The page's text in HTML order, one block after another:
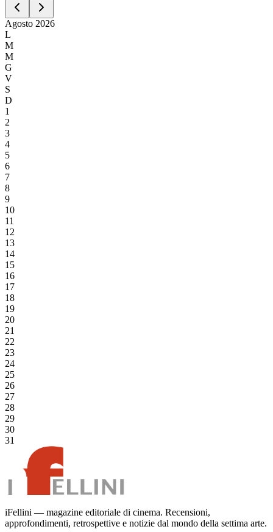
Agosto 2026
L
M
M
G
V
S
D
1
2
3
4
5
6
7
8
9
10
11
12
13
14
15
16
17
18
19
20
21
22
23
24
25
26
27
28
29
30
31
iFellini — magazine editoriale di cinema. Recensioni,
approfondimenti, retrospettive e notizie dal mondo della settima arte.